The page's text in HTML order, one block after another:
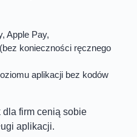
Apple Pay,
konieczności ręcznego
aplikacji bez kodów
firm cenią sobie
aplikacji.